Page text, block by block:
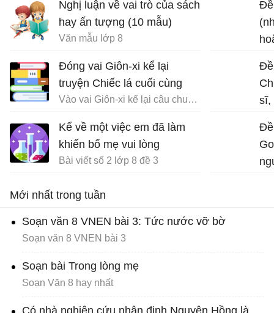
Nghị luận về vai trò của sách
hay ấn tượng (10 mẫu)
Văn mẫu lớp 8
Đóng vai Giôn-xi kể lại
truyện Chiếc lá cuối cùng
Vào vai Giôn-xi kể lại câu chuyện Chiếc lá cuối cùng
Kể về một việc em đã làm
khiến bố mẹ vui lòng
Bài viết số 2 lớp 8 đề 3
Đề
Đề
sĩ,
Đề
Mới nhất trong tuần
Soạn văn 8 VNEN bài 3: Tức nước vỡ bờ
Soạn văn 8 VNEN bài 3
Soạn bài Trong lòng mẹ
Soạn Văn 8 hay nhất
Có nhà nghiên cứu nhận định Nguyên Hồng là